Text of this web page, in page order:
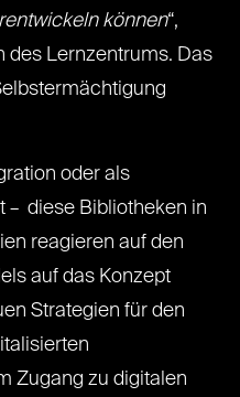
können“,
des Lernzentrums. Das
oder als
– diese Bibliotheken in
reagieren auf den
auf das Konzept
Strategien für den
Zugang zu digitalen